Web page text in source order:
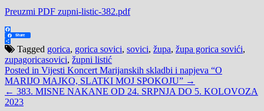
Preuzmi PDF zupni-listic-382.pdf
Facebook
Share
ShareTagged gorica, gorica sovici, sovici, župa, župa gorica sovići,
zupagoricasovici, župni listić
Navigacija
objava
Posted in Vijesti Koncert Marijanskih skladbi i napjeva “O
MARIJO MAJKO, SLATKI MOJ SPOKOJU” →
← 383. MISNE NAKANE OD 24. SRPNJA DO 5. KOLOVOZA
2023